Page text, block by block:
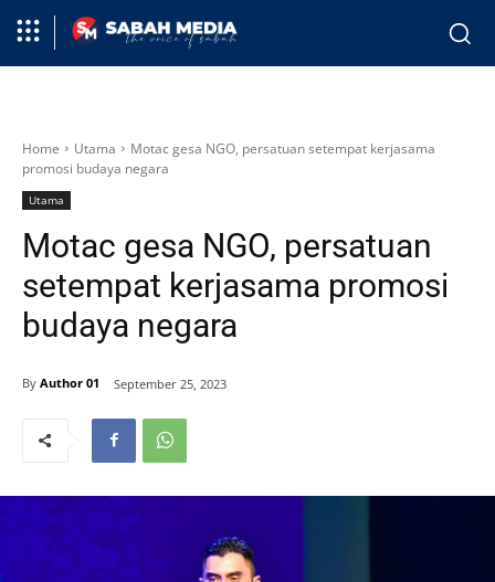
Home Utama
Motac gesa NGO, persatuan setempat kerjasama
promosi budaya negara
Utama
Motac gesa NGO, persatuan
setempat kerjasama promosi
budaya negara
By Author 01 September 25, 2023